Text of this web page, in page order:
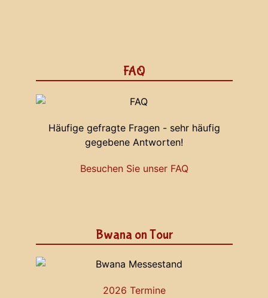
FAQ
Häufige gefragte Fragen - sehr häufig
gegebene Antworten!
Besuchen Sie unser FAQ
Bwana on Tour
2026 Termine